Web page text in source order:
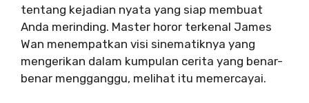
tentang kejadian nyata yang siap membuat
Anda merinding. Master horor terkenal James
Wan menempatkan visi sinematiknya yang
mengerikan dalam kumpulan cerita yang benar-
benar mengganggu, melihat itu memercayai.